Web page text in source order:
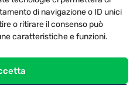
di navigazione o ID unici
o ritirare il consenso può
caratteristiche e funzioni.
S.P.A.
21 – 51100 Pistoia (PT)
/ Fax 0573.913615